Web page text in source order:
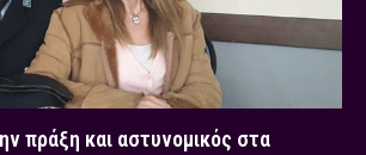
πράξη και αστυνομικός στα